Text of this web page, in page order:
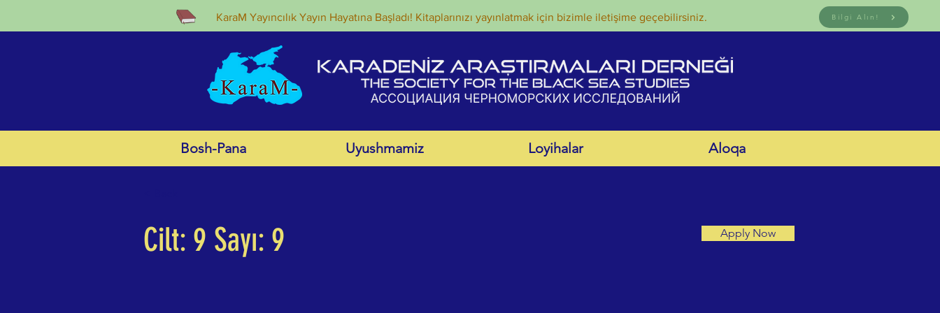
KaraM Yayıncılık Yayın Hayatına Başladı! Kitaplarınızı yayınlatmak için bizimle iletişime geçebilirsiniz. Bilgi Alın!
Bosh-Pana Uyushmamiz Loyihalar Aloqa
Cilt: 9 Sayı: 9 Apply Now